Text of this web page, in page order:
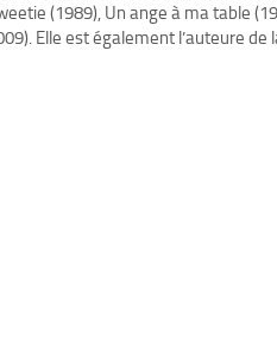
(1989), Un ange à ma table
Elle est également l’auteure